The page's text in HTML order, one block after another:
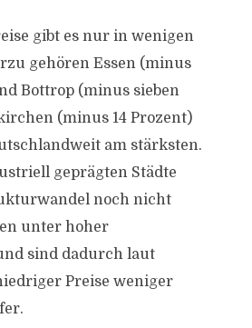
gibt es nur in wenigen
gehören Essen (minus
Bottrop (minus sieben
(minus 14 Prozent)
am stärksten.
geprägten Städte
noch nicht
unter hoher
sind dadurch laut
Preise weniger